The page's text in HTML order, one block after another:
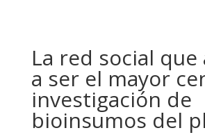
La red social
a ser el mayor
investigación de
bioinsumos del